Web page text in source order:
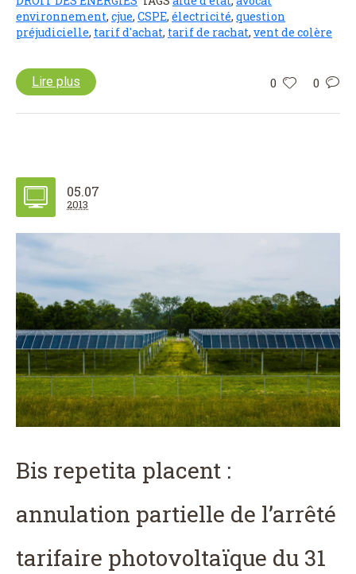
environnement, cjue, CSPE, électricité, question
préjudicielle, tarif d'achat, tarif de rachat, vent de colère
0 0
Lire plus
05.07
2013
Bis repetita placent :
annulation partielle de l’arrêté
tarifaire photovoltaïque du 31